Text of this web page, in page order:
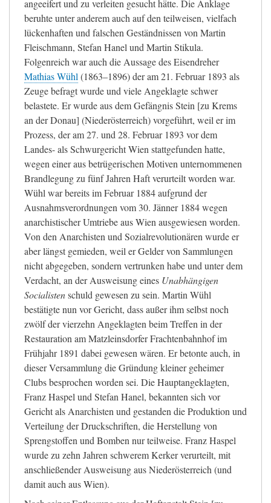
angeeifert und zu verleiten gesucht hätte. Die Anklage
beruhte unter anderem auch auf den teilweisen, vielfach
lückenhaften und falschen Geständnissen von Martin
Fleischmann, Stefan Hanel und Martin Stikula.
Folgenreich war auch die Aussage des Eisendreher
Mathias Wühl (1863–1896) der am 21. Februar 1893 als
Zeuge befragt wurde und viele Angeklagte schwer
belastete. Er wurde aus dem Gefängnis Stein [zu Krems
an der Donau] (Niederösterreich) vorgeführt, weil er im
Prozess, der am 27. und 28. Februar 1893 vor dem
Landes- als Schwurgericht Wien stattgefunden hatte,
wegen einer aus betrügerischen Motiven unternommenen
Brandlegung zu fünf Jahren Haft verurteilt worden war.
Wühl war bereits im Februar 1884 aufgrund der
Ausnahmsverordnungen vom 30. Jänner 1884 wegen
anarchistischer Umtriebe aus Wien ausgewiesen worden.
Von den Anarchisten und Sozialrevolutionären wurde er
aber längst gemieden, weil er Gelder von Sammlungen
nicht abgegeben, sondern vertrunken habe und unter dem
Verdacht, an der Ausweisung eines Unabhängigen
Socialistenschuld gewesen zu sein. Martin Wühl
bestätigte nun vor Gericht, dass außer ihm selbst noch
zwölf der vierzehn Angeklagten beim Treffen in der
Restauration am Matzleinsdorfer Frachtenbahnhof im
Frühjahr 1891 dabei gewesen wären. Er betonte auch, in
dieser Versammlung die Gründung kleiner geheimer
Clubs besprochen worden sei. Die Hauptangeklagten,
Franz Haspel und Stefan Hanel, bekannten sich vor
Gericht als Anarchisten und gestanden die Produktion und
Verteilung der Druckschriften, die Herstellung von
Sprengstoffen und Bomben nur teilweise. Franz Haspel
wurde zu zehn Jahren schwerem Kerker verurteilt, mit
anschließender Ausweisung aus Niederösterreich (und
damit auch aus Wien).